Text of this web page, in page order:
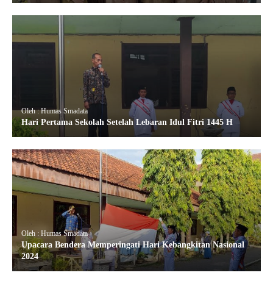
Oleh : Humas Smadata
Hari Pertama Sekolah Setelah Lebaran Idul Fitri 1445 H
Oleh : Humas Smadata
Upacara Bendera Memperingati Hari Kebangkitan Nasional
2024